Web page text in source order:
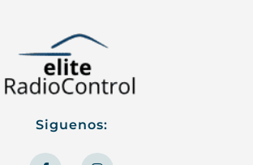
Siguenos:
F
I